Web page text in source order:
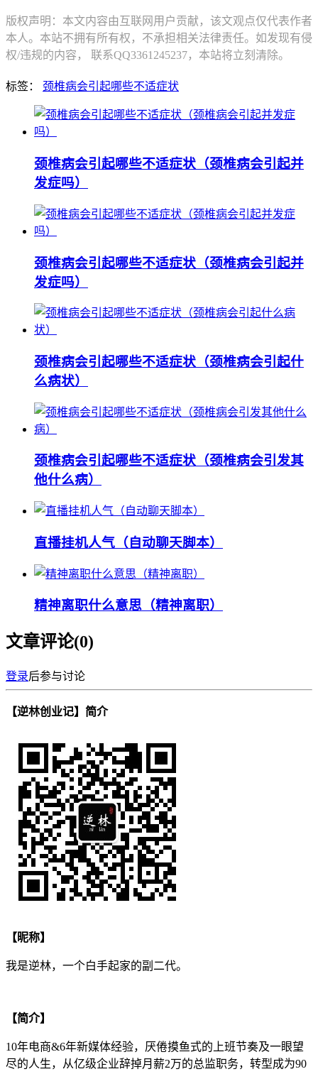
版权声明：本文内容由互联网用户贡献，该文观点仅代表作者
本人。本站不拥有所有权，不承担相关法律责任。如发现有侵
权/违规的内容， 联系QQ3361245237，本站将立刻清除。
标签： 颈椎病会引起哪些不适症状
颈椎病会引起哪些不适症状（颈椎病会引起并
发症吗）
颈椎病会引起哪些不适症状（颈椎病会引起并
发症吗）
颈椎病会引起哪些不适症状（颈椎病会引起什
么病状）
颈椎病会引起哪些不适症状（颈椎病会引发其
他什么病）
直播挂机人气（自动聊天脚本）
精神离职什么意思（精神离职）
文章评论(0)
登录后参与讨论
【逆林创业记】简介
【昵称】
我是逆林，一个白手起家的副二代。
【简介】
10年电商&6年新媒体经验，厌倦摸鱼式的上班节奏及一眼望
尽的人生，从亿级企业辞掉月薪2万的总监职务，转型成为90